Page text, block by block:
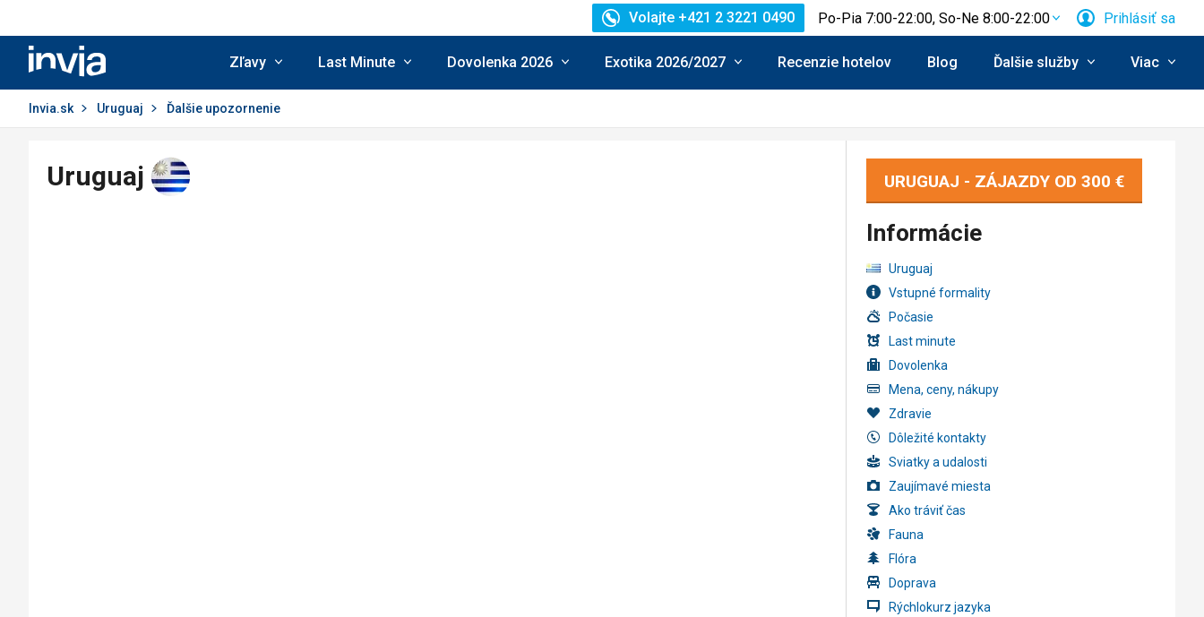
Invia.sk
Volajte +421 2 3221 0490 Po-Pia 7:00-22:00, So-Ne 8:00-22:00 Prihlásiť sa
Zľavy Last Minute Dovolenka 2026 Exotika 2026/2027 Recenzie hotelov Blog Ďalšie služby Viac
Invia.sk Uruguaj Ďalšie upozornenie
Uruguaj URUGUAJ - ZÁJAZDY OD 300 €
Informácie
Uruguaj
Vstupné formality
Počasie
Last minute
Dovolenka
Mena, ceny, nákupy
Zdravie
Dôležité kontakty
Sviatky a udalosti
Zaujímavé miesta
Ako tráviť čas
Fauna
Flóra
Doprava
Rýchlokurz jazyka